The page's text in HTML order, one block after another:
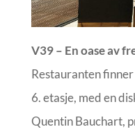
V39 – En oase av
Restauranten
6. etasje, med en
Quentin Bauchart,